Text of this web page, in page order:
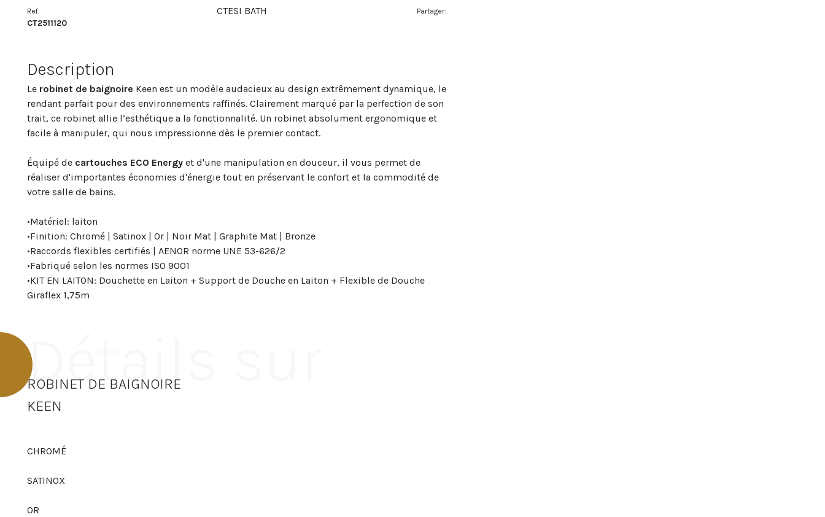
Ref.
CT2511120
CTESI BATH Partager:
Description
Le robinet de baignoire Keen est un modèle audacieux au design extrêmement dynamique, le
rendant parfait pour des environnements raffinés. Clairement marqué par la perfection de son
trait, ce robinet allie l’esthétique a la fonctionnalité. Un robinet absolument ergonomique et
facile à manipuler, qui nous impressionne dès le premier contact.
Équipé de cartouches ECO Energy et d'une manipulation en douceur, il vous permet de
réaliser d'importantes économies d'énergie tout en préservant le confort et la commodité de
votre salle de bains.
•Matériel: laiton
•Finition: Chromé | Satinox | Or | Noir Mat | Graphite Mat | Bronze
•Raccords flexibles certifiés | AENOR norme UNE 53-626/2
•Fabriqué selon les normes ISO 9001
•KIT EN LAITON: Douchette en Laiton + Support de Douche en Laiton + Flexible de Douche
Giraflex 1,75m
Détails sur
ROBINET DE BAIGNOIRE
KEEN
CHROMÉ
SATINOX
OR